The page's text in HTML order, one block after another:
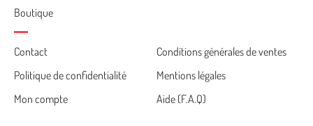
Boutique
Cemea
footer
Contact
Conditions générales de ventes
Politique de confidentialité
Mentions légales
Mon compte
Aide (F.A.Q)